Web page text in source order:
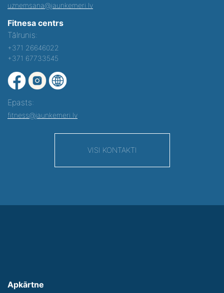
uznemsana@jaunkemeri.lv
Fitnesa centrs
Tālrunis:
+371 26646022
+371 67733545
Epasts:
fitness@jaunkemeri.lv
VISI KONTAKTI
Apkārtne